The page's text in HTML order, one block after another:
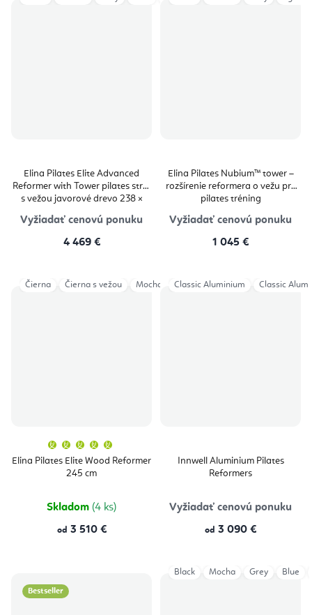
Elina Pilates Elite Advanced
Reformer with Tower pilates stroj
s vežou javorové drevo 238 ×
Vyžiadať cenovú ponuku
4 469 €
Elina Pilates Nubium™ tower –
rozšírenie reformera o vežu pre
pilates tréning
Vyžiadať cenovú ponuku
1 045 €
Elina Pilates Elite Wood Reformer
245 cm
produktu
je
hviezdičiek.
Skladom (4 ks)
od 3 510 €
Čierna Čierna s vežou Mocha Šedá Šedá s vežou Ivory
Innwell Aluminium Pilates
Reformers
Vyžiadať cenovú ponuku
od 3 090 €
Classic Aluminium Classic
Bestseller
Black Mocha Grey Blue